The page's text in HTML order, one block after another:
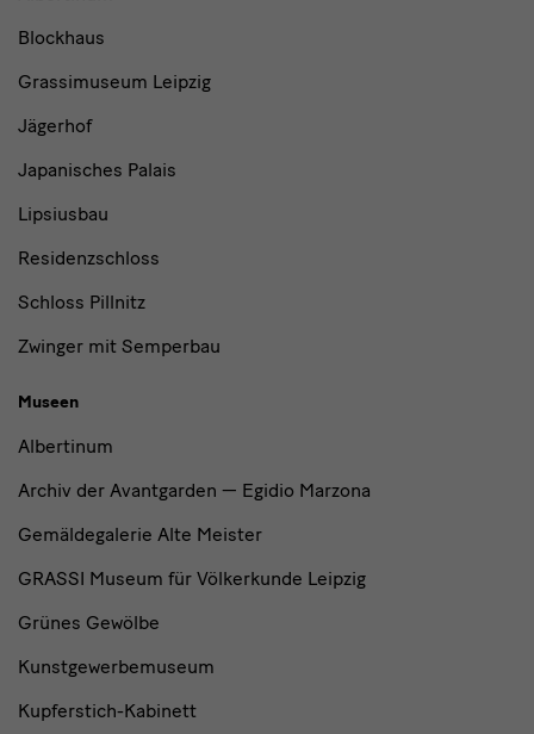
Blockhaus
Grassimuseum Leipzig
Jägerhof
Japanisches Palais
Lipsiusbau
Residenzschloss
Schloss Pillnitz
Zwinger mit Semperbau
Museen
Albertinum
Archiv der Avantgarden — Egidio Marzona
Gemäldegalerie Alte Meister
GRASSI Museum für Völkerkunde Leipzig
Grünes Gewölbe
Kunstgewerbemuseum
Kupferstich-Kabinett